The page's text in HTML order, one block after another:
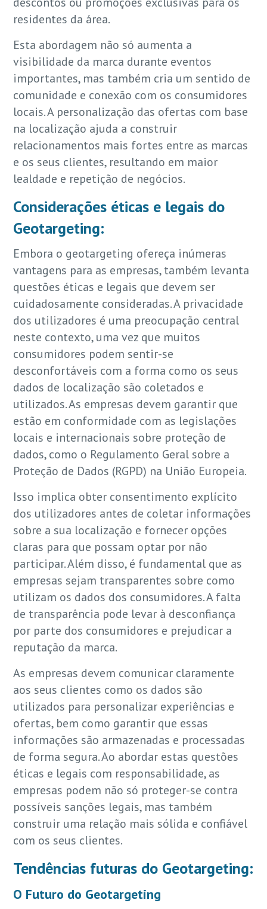
residentes da área.
Esta abordagem não só aumenta a
visibilidade da marca durante eventos
importantes, mas também cria um sentido de
comunidade e conexão com os consumidores
locais. A personalização das ofertas com base
na localização ajuda a construir
relacionamentos mais fortes entre as marcas
e os seus clientes, resultando em maior
lealdade e repetição de negócios.
Considerações éticas e legais do
Geotargeting:
Embora o geotargeting ofereça inúmeras
vantagens para as empresas, também levanta
questões éticas e legais que devem ser
cuidadosamente consideradas. A privacidade
dos utilizadores é uma preocupação central
neste contexto, uma vez que muitos
consumidores podem sentir-se
desconfortáveis com a forma como os seus
dados de localização são coletados e
utilizados. As empresas devem garantir que
estão em conformidade com as legislações
locais e internacionais sobre proteção de
dados, como o Regulamento Geral sobre a
Proteção de Dados (RGPD) na União Europeia.
Isso implica obter consentimento explícito
dos utilizadores antes de coletar informações
sobre a sua localização e fornecer opções
claras para que possam optar por não
participar. Além disso, é fundamental que as
empresas sejam transparentes sobre como
utilizam os dados dos consumidores. A falta
de transparência pode levar à desconfiança
por parte dos consumidores e prejudicar a
reputação da marca.
As empresas devem comunicar claramente
aos seus clientes como os dados são
utilizados para personalizar experiências e
ofertas, bem como garantir que essas
informações são armazenadas e processadas
de forma segura. Ao abordar estas questões
éticas e legais com responsabilidade, as
empresas podem não só proteger-se contra
possíveis sanções legais, mas também
construir uma relação mais sólida e confiável
com os seus clientes.
Tendências futuras do Geotargeting:
O Futuro do Geotargeting